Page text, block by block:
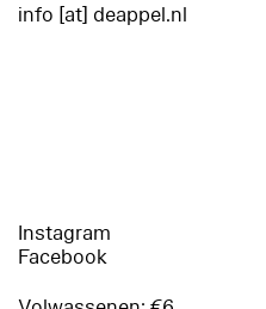
info [at] deappel.nl
Instagram
Facebook